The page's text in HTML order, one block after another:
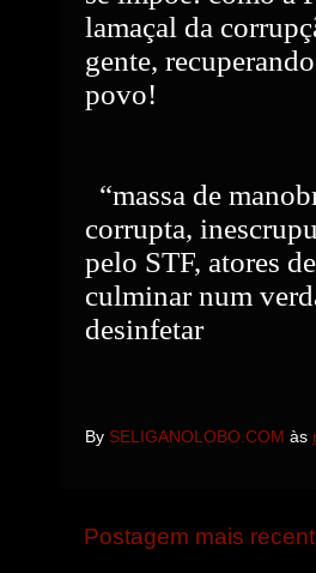
lamaçal da
gente,
povo!
“massa de
corrupta,
pelo STF, atores
culminar num
desinfetar
By SELIGANOLOBO.COM às
Postagem mais